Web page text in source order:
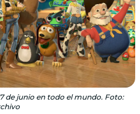
de junio en todo el mundo. Foto: